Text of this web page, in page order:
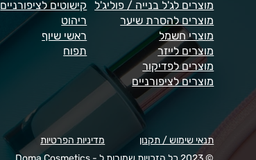
קישוטים לציפורניים
ריהוט
ראשי שיוף
תפוח
מוצרים לג'ל בנייה / פוליג'ל
מוצרים להסרת שיער
מוצרי חשמל
מוצרים לייזר
מוצרים לפדיקור
מוצרים לציפורניים
מדיניות הפרטיות
תנאי שימוש / תקנון